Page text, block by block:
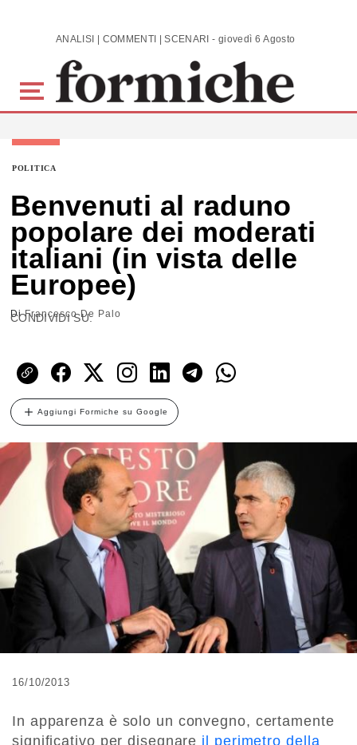
Skip to main content ANALISI | COMMENTI | SCENARI - giovedì 6 Agosto 2026
POLITICA
Benvenuti al raduno
popolare dei moderati
italiani (in vista delle
Europee)
DiFrancesco De Palo
CONDIVIDI SU:
Aggiungi Formiche su Google
16/10/2013
In apparenza è solo un convegno, certamente
significativo per disegnare il perimetro della